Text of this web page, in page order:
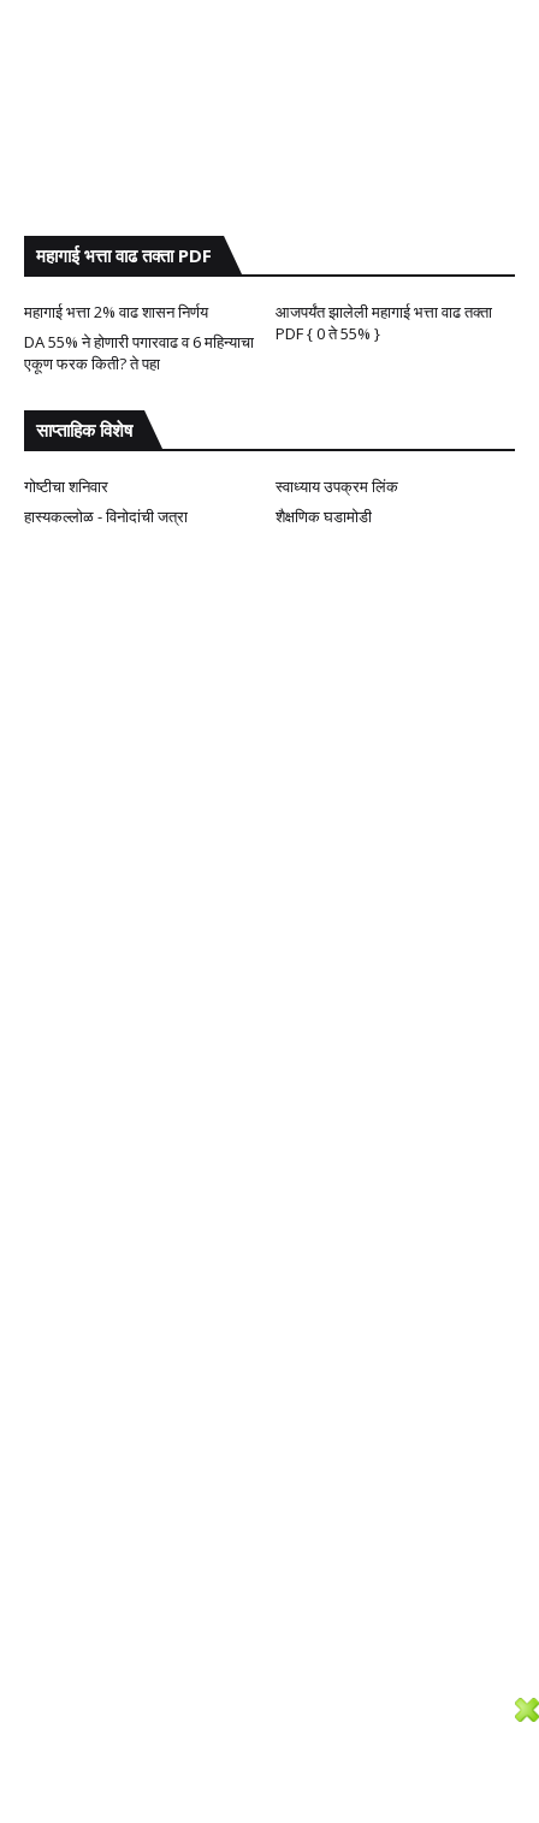
महागाई भत्ता वाढ तक्ता PDF
महागाई भत्ता 2% वाढ शासन निर्णय
आजपर्यंत झालेली महागाई भत्ता वाढ तक्ता
PDF { 0 ते 55% }
DA 55% ने होणारी पगारवाढ व 6 महिन्याचा
एकूण फरक किती? ते पहा
साप्ताहिक विशेष
गोष्टीचा शनिवार
स्वाध्याय उपक्रम लिंक
हास्यकल्लोळ - विनोदांची जत्रा
शैक्षणिक घडामोडी